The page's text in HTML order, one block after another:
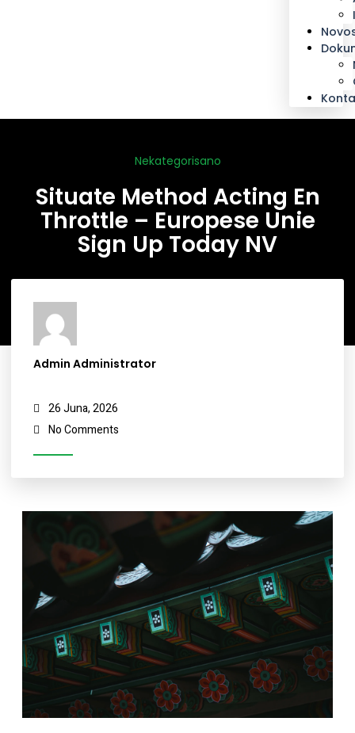
Nekategorisano
Situate Method Acting En
Throttle – Europese Unie
Sign Up Today NV
Admin Administrator
26 Juna, 2026
No Comments